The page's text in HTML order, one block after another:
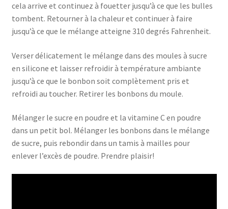
cela arrive et continuez à fouetter jusqu’à ce que les bulles
tombent. Retourner à la chaleur et continuer à faire
jusqu’à ce que le mélange atteigne 310 degrés Fahrenheit.
Verser délicatement le mélange dans des moules à sucre
en silicone et laisser refroidir à température ambiante
jusqu’à ce que le bonbon soit complètement pris et
refroidi au toucher. Retirer les bonbons du moule.
Mélanger le sucre en poudre et la vitamine C en poudre
dans un petit bol. Mélanger les bonbons dans le mélange
de sucre, puis rebondir dans un tamis à mailles pour
enlever l’excès de poudre. Prendre plaisir!